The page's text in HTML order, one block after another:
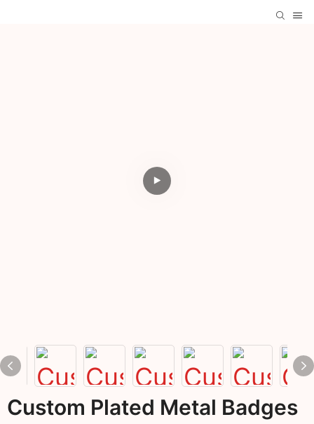
Custom Plated Metal Badges